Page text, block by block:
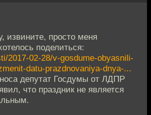
извините, просто меня
поделиться:
2017-02-28/v-gosdume-obyasnili-
datu-prazdnovaniya-dnya-...
депутат Госдумы от ЛДПР
что праздник не является